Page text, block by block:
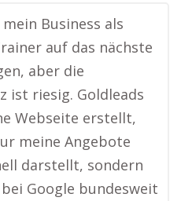
Business als
auf das nächste
aber die
ist riesig. Goldleads
Webseite erstellt,
meine Angebote
darstellt, sondern
Google bundesweit